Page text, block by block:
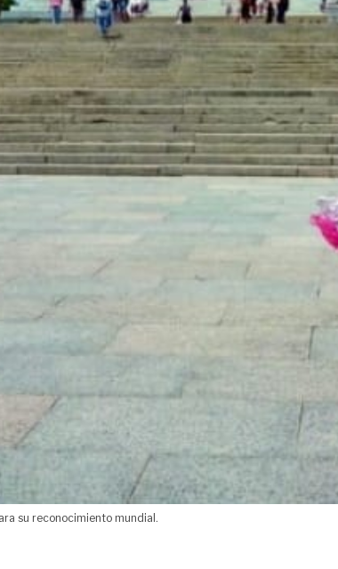
su reconocimiento mundial.